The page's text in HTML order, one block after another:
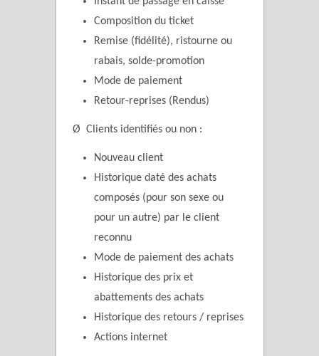
Composition du ticket
Remise (fidélité), ristourne ou
rabais, solde-promotion
Mode de paiement
Retour-reprises (Rendus)
Ø Clients identifiés ou non :
Nouveau client
Historique daté des achats
composés (pour son sexe ou
pour un autre) par le client
reconnu
Mode de paiement des achats
Historique des prix et
abattements des achats
Historique des retours / reprises
Actions internet